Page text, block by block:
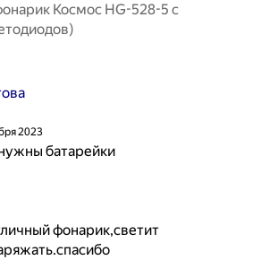
Космос HG-528-5 с
2023
батарейки
фонарик,светит